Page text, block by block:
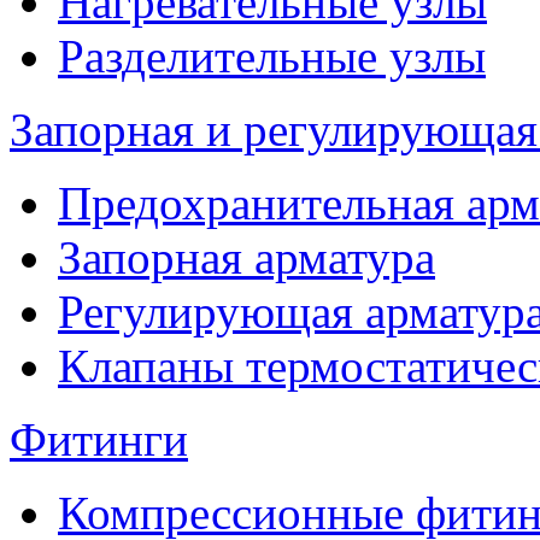
Разделительные узлы
Запорная и
Предохранительная
Запорная арматура
Регулирующая
Клапаны
Фитинги
Компрессионные